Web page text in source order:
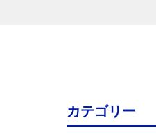
カテゴリー